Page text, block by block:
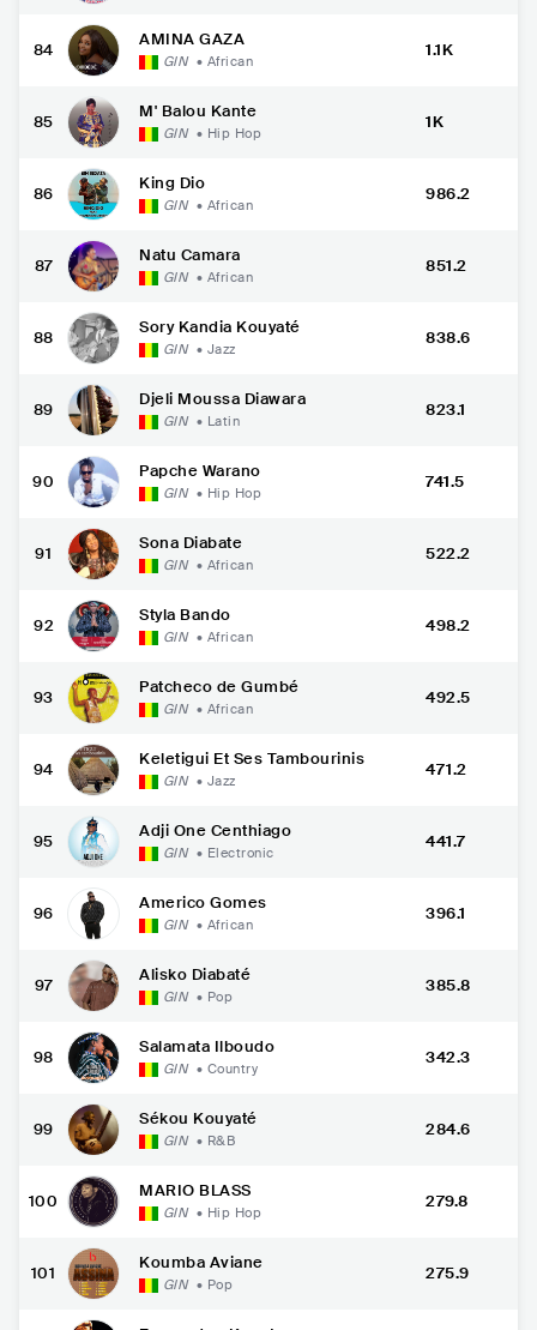
84
AMINA GAZA
GIN • African
1.1K
85
M' Balou Kante
GIN • Hip Hop
1K
86
King Dio
GIN • African
986.2
87
Natu Camara
GIN • African
851.2
88
Sory Kandia Kouyaté
GIN • Jazz
838.6
89
Djeli Moussa Diawara
GIN • Latin
823.1
90
Papche Warano
GIN • Hip Hop
741.5
91
Sona Diabate
GIN • African
522.2
92
Styla Bando
GIN • African
498.2
93
Patcheco de Gumbé
GIN • African
492.5
94
Keletigui Et Ses Tambourinis
GIN • Jazz
471.2
95
Adji One Centhiago
GIN • Electronic
441.7
96
Americo Gomes
GIN • African
396.1
97
Alisko Diabaté
GIN • Pop
385.8
98
Salamata Ilboudo
GIN • Country
342.3
99
Sékou Kouyaté
GIN • R&B
284.6
100
MARIO BLASS
GIN • Hip Hop
279.8
101
Koumba Aviane
GIN • Pop
275.9